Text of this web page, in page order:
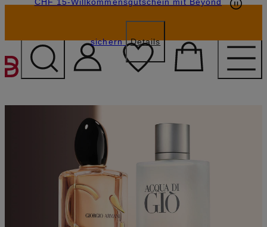
ZUM HAUPTINHALT
sichern Details